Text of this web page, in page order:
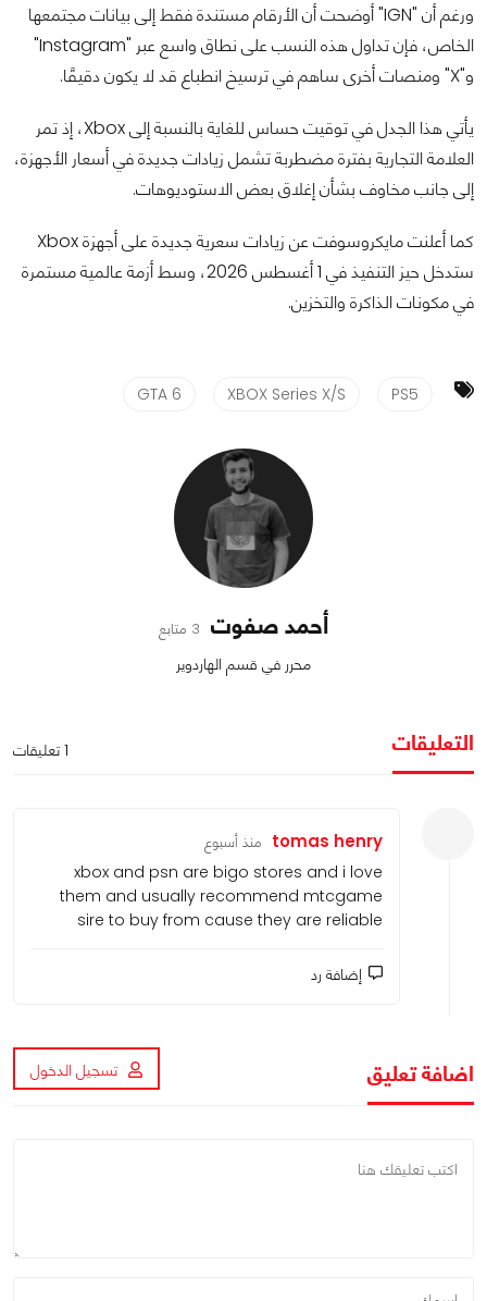
ورغم أن "IGN" أوضحت أن الأرقام مستندة فقط إلى بيانات مجتمعها
الخاص، فإن تداول هذه النسب على نطاق واسع عبر "Instagram"
و"X" ومنصات أخرى ساهم في ترسيخ انطباع قد لا يكون دقيقًا.
يأتي هذا الجدل في توقيت حساس للغاية بالنسبة إلى Xbox، إذ تمر
العلامة التجارية بفترة مضطربة تشمل زيادات جديدة في أسعار الأجهزة،
إلى جانب مخاوف بشأن إغلاق بعض الاستوديوهات.
كما أعلنت مايكروسوفت عن زيادات سعرية جديدة على أجهزة Xbox
ستدخل حيز التنفيذ في 1 أغسطس 2026، وسط أزمة عالمية مستمرة
في مكونات الذاكرة والتخزين.
PS5
XBOX Series X/S
GTA 6
أحمد صفوت 3 متابع
محرر في قسم الهاردوير
التعليقات 1 تعليقات
tomas henry منذ أسبوع
xbox and psn are bigo stores and i love
them and usually recommend mtcgame
sire to buy from cause they are reliable
إضافة رد
اضافة تعليق تسجيل الدخول